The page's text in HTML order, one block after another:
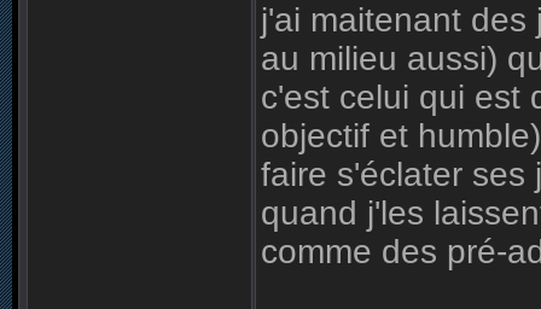
j'ai maitenant des
au milieu aussi)
c'est celui qui est
objectif et
faire s'éclater ses
quand j'les
comme des pré-